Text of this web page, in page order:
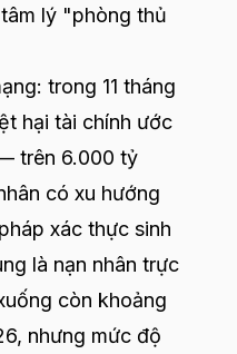
lý "phòng thủ
trong 11 tháng
hại tài chính ước
trên 6.000 tỷ
có xu hướng
xác thực sinh
là nạn nhân trực
còn khoảng
nhưng mức độ